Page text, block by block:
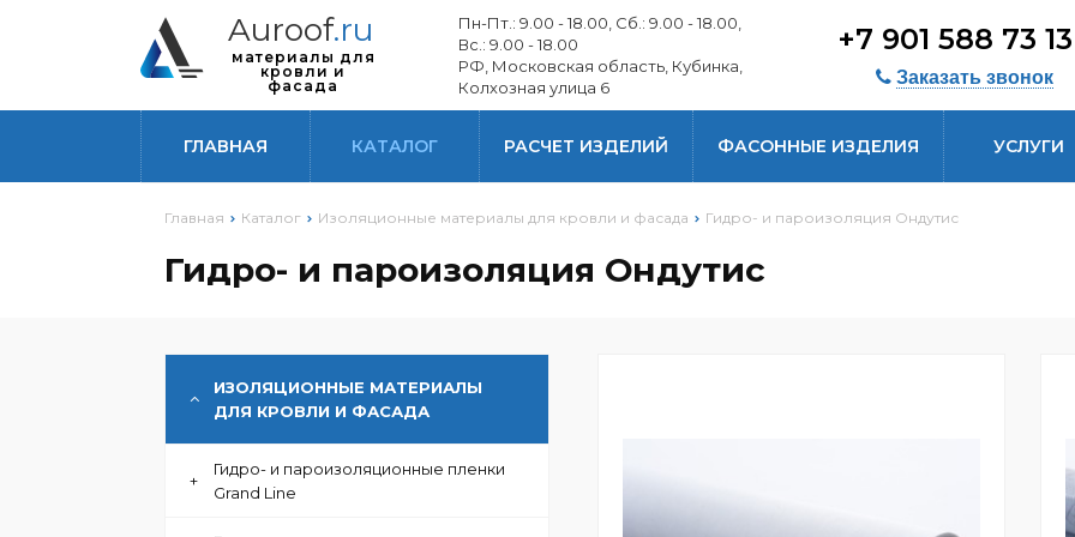
Auroof.ru
материалы для
кровли и
фасада
Пн-Пт.: 9.00 - 18.00, Сб.: 9.00 - 18.00,
Вс.: 9.00 - 18.00
РФ, Московская область, Кубинка,
Колхозная улица 6
+7 901 588 73 13
Заказать звонок
ГЛАВНАЯ КАТАЛОГ РАСЧЕТ ИЗДЕЛИЙ ФАСОННЫЕ ИЗДЕЛИЯ УСЛУГИ
Главная Каталог Изоляционные материалы для кровли и фасада Гидро- и пароизоляция Ондутис
Гидро- и пароизоляция Ондутис
ГИБОЧНОЕ ПРОИЗВОДСТВО
ИЗОЛЯЦИОННЫЕ МАТЕРИАЛЫ
ДЛЯ КРОВЛИ И ФАСАДА
Гидро- и пароизоляционные пленки
Grand Line
+